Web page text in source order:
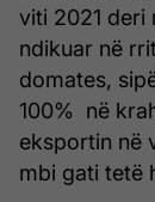
viti 2021 deri
ndikuar në
domates,
100% në
eksportin në
mbi gati tetë